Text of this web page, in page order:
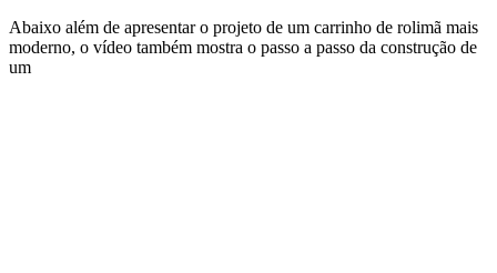
Abaixo além de apresentar o projeto de um carrinho de rolimã mais
moderno, o vídeo também mostra o passo a passo da construção de
um